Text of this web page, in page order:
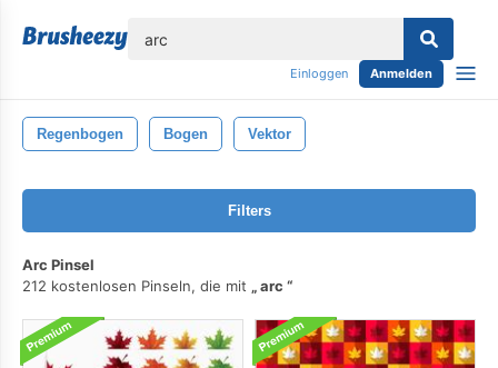
Einloggen Anmelden
Regenbogen Bogen Vektor
Filters
Arc Pinsel
212 kostenlosen Pinseln, die mit
arc